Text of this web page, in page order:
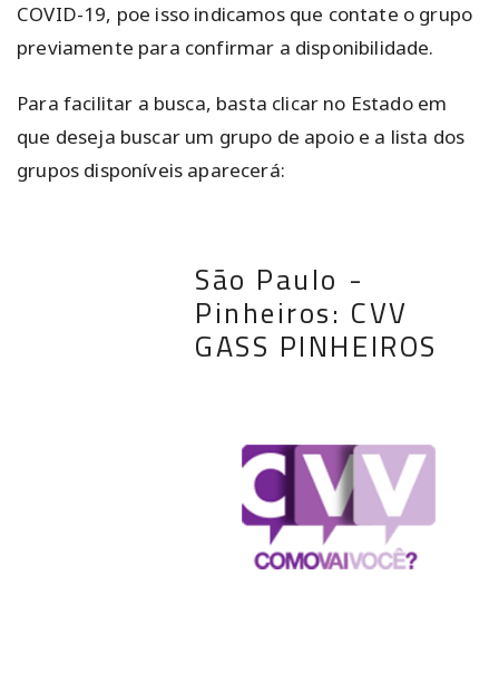
COVID-19, poe isso indicamos que contate o grupo
previamente para confirmar a disponibilidade.
Para facilitar a busca, basta clicar no Estado em
que deseja buscar um grupo de apoio e a lista dos
grupos disponíveis aparecerá:
São Paulo -
Pinheiros: CVV
GASS PINHEIROS